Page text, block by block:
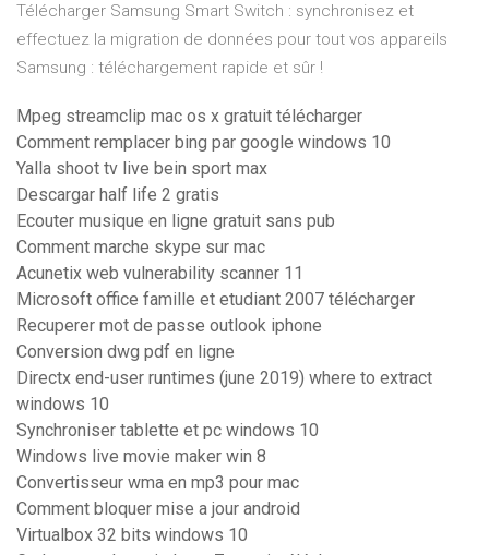
Télécharger Samsung Smart Switch : synchronisez et
effectuez la migration de données pour tout vos appareils
Samsung : téléchargement rapide et sûr !
Mpeg streamclip mac os x gratuit télécharger
Comment remplacer bing par google windows 10
Yalla shoot tv live bein sport max
Descargar half life 2 gratis
Ecouter musique en ligne gratuit sans pub
Comment marche skype sur mac
Acunetix web vulnerability scanner 11
Microsoft office famille et etudiant 2007 télécharger
Recuperer mot de passe outlook iphone
Conversion dwg pdf en ligne
Directx end-user runtimes (june 2019) where to extract
windows 10
Synchroniser tablette et pc windows 10
Windows live movie maker win 8
Convertisseur wma en mp3 pour mac
Comment bloquer mise a jour android
Virtualbox 32 bits windows 10